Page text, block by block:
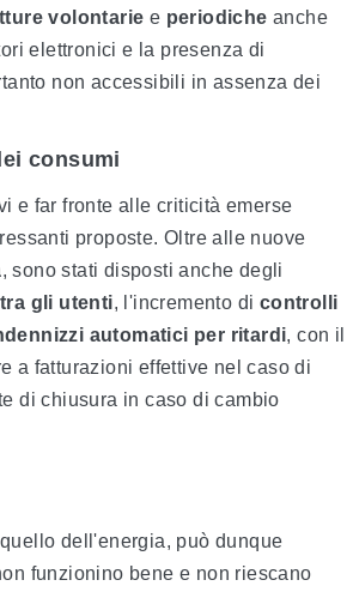
volontarie e periodicheanche
elettronici e la presenza di
non accessibili in assenza dei
consumi
e far fronte alle criticità emerse
proposte. Oltre alle nuove
, sono stati disposti anche degli
gli utenti, l'incremento di controlli
automatici per ritardi, con il
a fatturazioni effettive nel caso di
di chiusura in caso di cambio
dell'energia, può dunque
funzionino bene e non riescano